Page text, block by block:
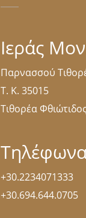
Ιεράς
Παρνασσού
Τ. Κ. 35015
Τιθορέα Φθιώτιδος
+30.2234071333
+30.694.644.0705